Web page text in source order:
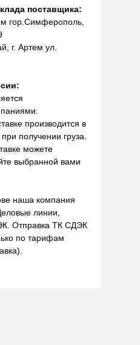
поставщика:
гор.Симферополь,
г. Артем ул.
производится в
получении груза.
можете
выбранной вами
наша компания
линии,
Отправка ТК СДЭК
по тарифам